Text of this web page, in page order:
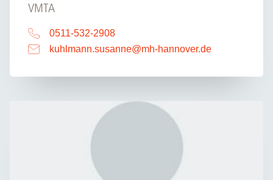
VMTA
0511-532-2908
kuhlmann.susanne@mh-hannover.de